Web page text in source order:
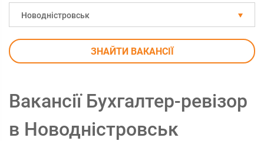
Новодністровськ
ЗНАЙТИ ВАКАНСІЇ
Вакансії Бухгалтер-ревізор
в Новодністровськ